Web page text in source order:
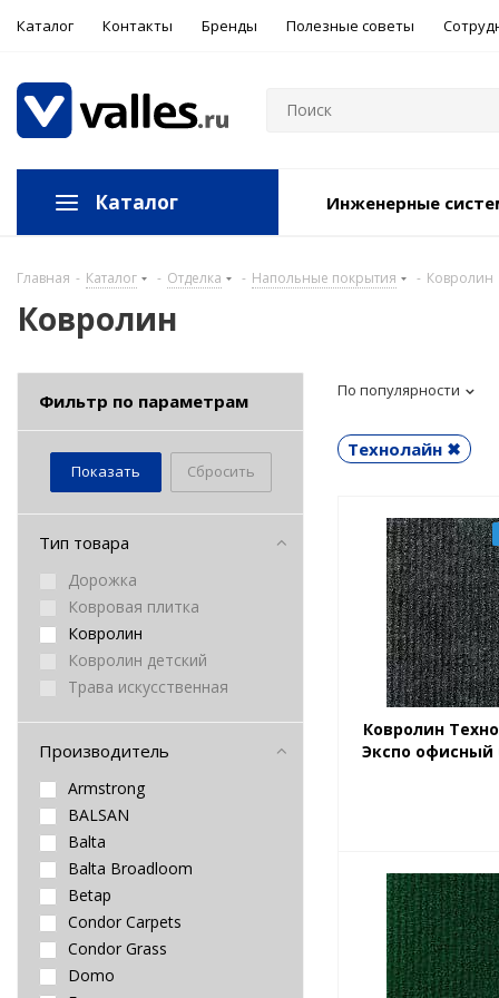
Каталог Контакты Бренды Полезные советы
Каталог Инженерные
Главная - Каталог - Отделка - Напольные покрытия - Ковролин
Ковролин
По популярности
Технолайн ✖
Ковролин
Экспо офисный
Фильтр по параметрам
Сбросить
Тип товара
Дорожка
Ковровая плитка
Ковролин
Ковролин детский
Трава искусственная
Производитель
Armstrong
BALSAN
Balta
Balta Broadloom
Betap
Condor Carpets
Condor Grass
Domo